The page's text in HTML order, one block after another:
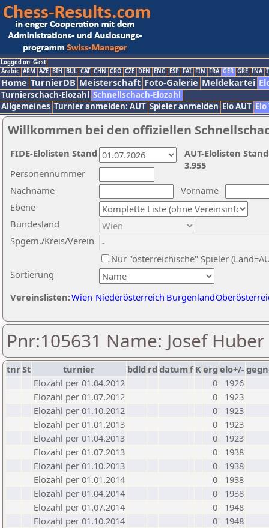
Logged on: Gast
Arabic ARM AZE BIH BUL CAT CHN CRO CZE DEN ENG ESP FAI FIN FRA GER GRE INA
Home TurnierDB Meisterschaft Foto-Galerie Meldekartei
Turnierschach-Elozahl Schnellschach-Elozahl
Allgemeines Turnier anmelden: AUT Spieler anmelden Elo AUT
Willkommen bei den offiziellen
Nachname
Vorname
Ebene
Sortierung
Personennummer
Bundesland
Spgem./Kreis/Verein
Nur "österreichische" Spieler
Vereinslisten:Wien Niederösterreich Burgenland
AUT-Elolisten
3.955
FIDE-Elolisten Stand
Pnr:105631 Name: Josef Huber
tnrSt turnier bdld rd datumf Kerg elo+/-
Elozahl per 01.04.2012
0
1926
Elozahl per 01.07.2012
0
1923
Elozahl per 01.10.2012
0
1923
Elozahl per 01.01.2013
0
1923
Elozahl per 01.04.2013
0
1923
Elozahl per 01.07.2013
0
1938
Elozahl per 01.10.2013
0
1938
Elozahl per 01.01.2014
0
1938
Elozahl per 01.04.2014
0
1938
Elozahl per 01.07.2014
0
1948
Elozahl per 01.10.2014
0
1948